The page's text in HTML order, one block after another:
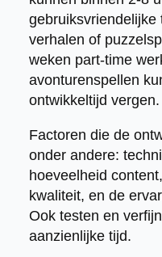
gebruiksvriendelijke
verhalen of
weken part-time
avonturenspellen
ontwikkeltijd vergen.
Factoren die de
onder andere:
hoeveelheid
kwaliteit, en de
Ook testen en
aanzienlijke tijd.